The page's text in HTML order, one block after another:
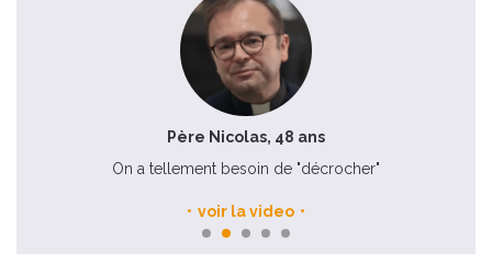
Père Nicolas, 48 ans
On a tellement besoin de "décrocher"
voir la video